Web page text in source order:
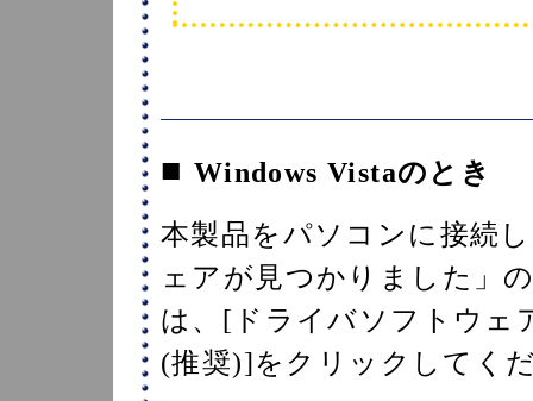
■ Windows Vistaのとき
本製品をパソコンに接続
ェアが見つかりました」
は、[ドライバソフトウェ
(推奨)]をクリックしてく